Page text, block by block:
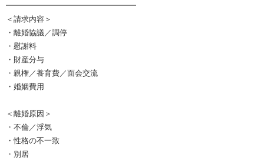
━━━━━━━━━━━━━━━━━
＜請求内容＞
・離婚協議／調停
・慰謝料
・財産分与
・親権／養育費／面会交流
・婚姻費用
＜離婚原因＞
・不倫／浮気
・性格の不一致
・別居